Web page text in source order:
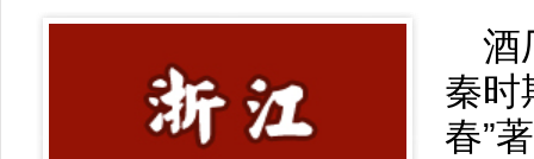
酒
秦时
春”